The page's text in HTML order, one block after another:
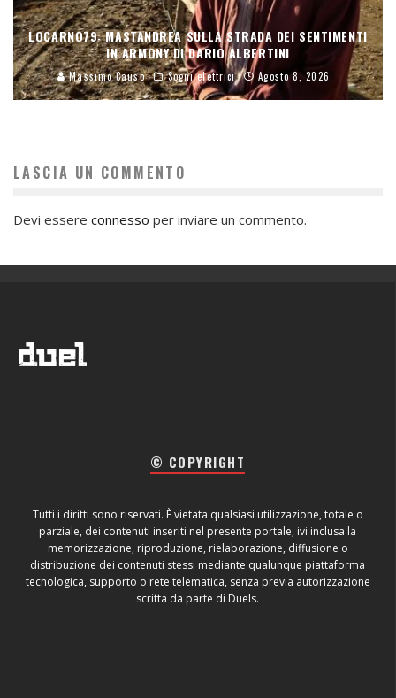
LOCARNO79: MASTANDREA SULLA STRADA DEI SENTIMENTI
IN ARMONY DI DARIO ALBERTINI
Massimo Causo Sogni elettrici Agosto 8, 2026
LASCIA UN COMMENTO
Devi essere connesso per inviare un commento.
© COPYRIGHT
Tutti i diritti sono riservati. È vietata qualsiasi utilizzazione, totale o
parziale, dei contenuti inseriti nel presente portale, ivi inclusa la
memorizzazione, riproduzione, rielaborazione, diffusione o
distribuzione dei contenuti stessi mediante qualunque piattaforma
tecnologica, supporto o rete telematica, senza previa autorizzazione
scritta da parte di Duels.